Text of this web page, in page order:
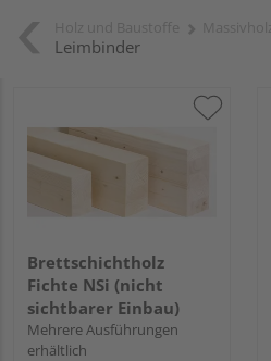
Leimbinder
Brettschichtholz
Fichte NSi (nicht
sichtbarer Einbau)
Mehrere Ausführungen
erhältlich